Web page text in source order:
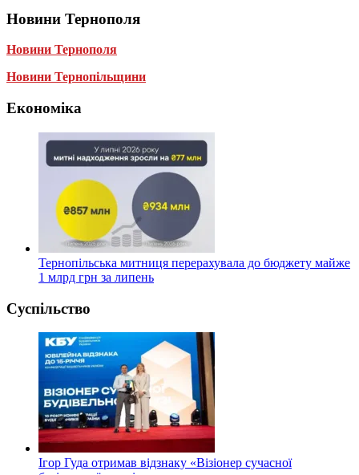
Новини Тернополя
Новини Тернополя
Новини Тернопільщини
Економіка
Тернопільська митниця перерахувала до бюджету майже
1 млрд грн за липень
Суспільство
Ігор Гуда отримав відзнаку «Візіонер сучасної